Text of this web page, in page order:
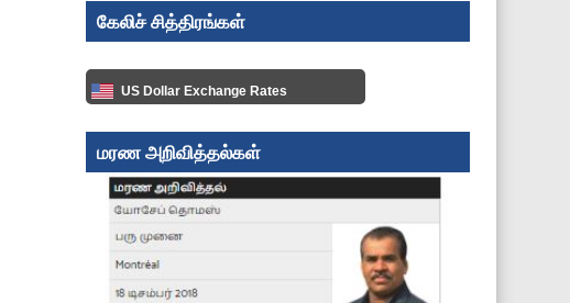
கேலிச் சித்திரங்கள்
US Dollar Exchange Rates
மரண அறிவித்தல்கள்